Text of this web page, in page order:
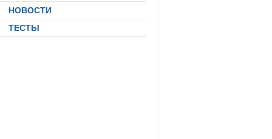
НОВОСТИ
ТЕСТЫ